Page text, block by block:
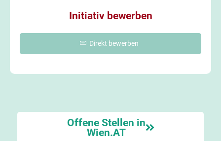
Initiativ bewerben
Direkt bewerben
Offene Stellen in
Wien.AT